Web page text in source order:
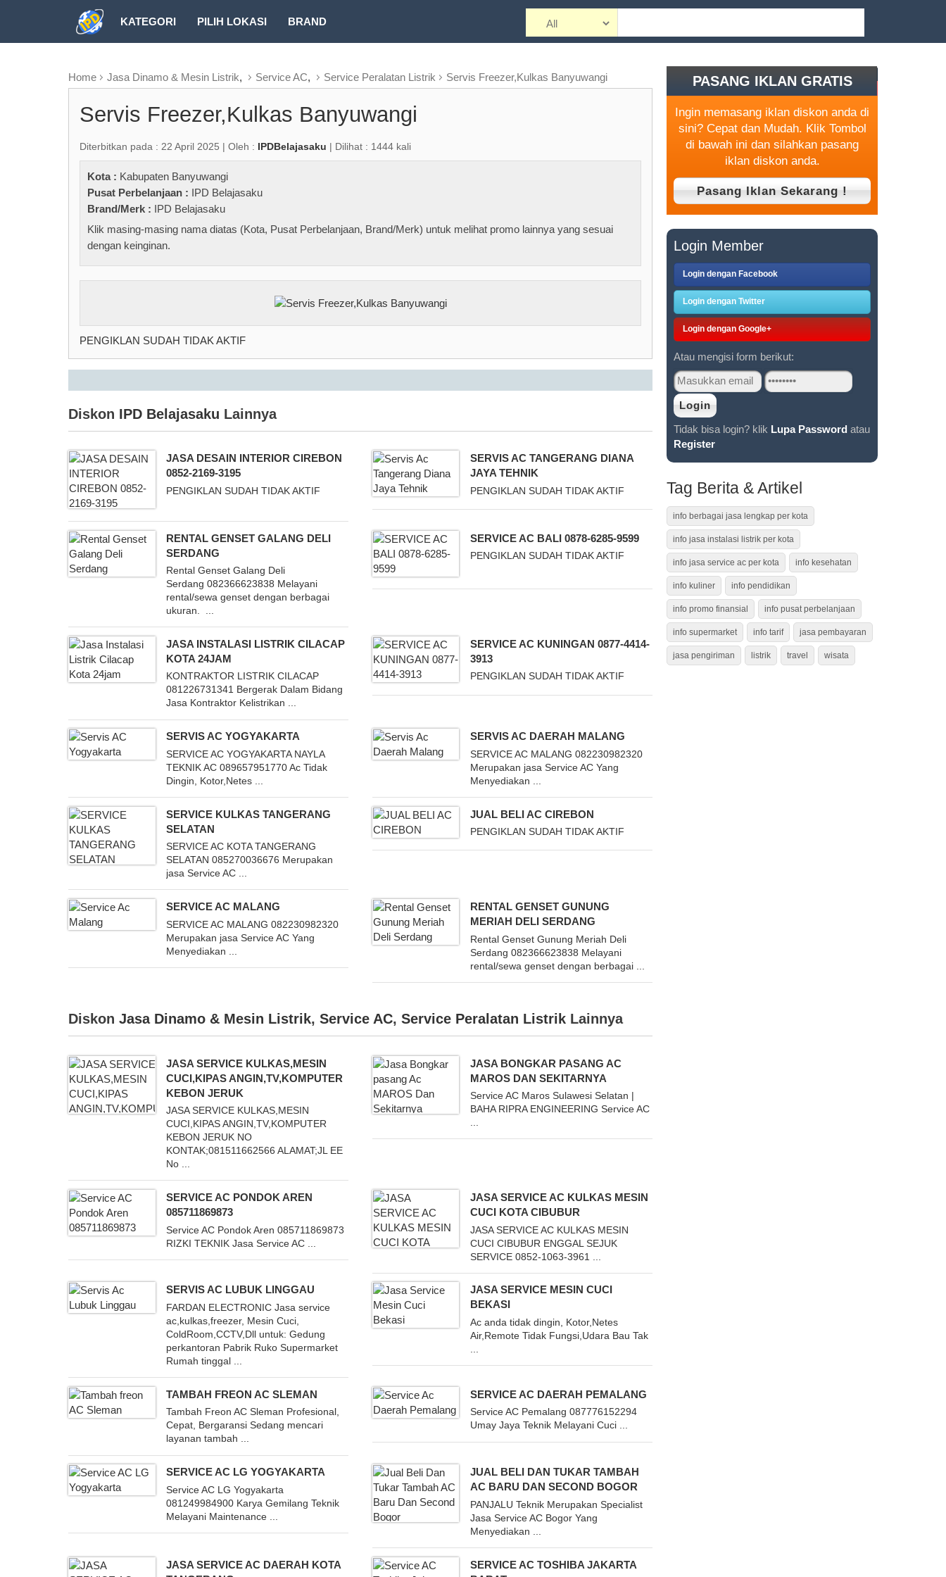
KATEGORI PILIH LOKASI BRAND
Home
Jasa Dinamo & Mesin Listrik, Service AC, Service Peralatan Listrik Servis Freezer,Kulkas Banyuwangi
Servis Freezer,Kulkas Banyuwangi
Diterbitkan pada : 22 April 2025 | Oleh : IPDBelajasaku | Dilihat : 1444 kali
Kota : Kabupaten Banyuwangi
Pusat Perbelanjaan : IPD Belajasaku
Brand/Merk : IPD Belajasaku
Klik masing-masing nama diatas (Kota, Pusat Perbelanjaan, Brand/Merk) untuk melihat promo lainnya yang sesuai
dengan keinginan.
PENGIKLAN SUDAH TIDAK AKTIF
Diskon IPD Belajasaku Lainnya
JASA DESAIN INTERIOR CIREBON
0852-2169-3195
PENGIKLAN SUDAH TIDAK AKTIF
SERVIS AC TANGERANG DIANA
JAYA TEHNIK
PENGIKLAN SUDAH TIDAK AKTIF
RENTAL GENSET GALANG DELI
SERDANG
Rental Genset Galang Deli
Serdang 082366623838 Melayani
rental/sewa genset dengan berbagai
ukuran. ...
SERVICE AC BALI 0878-6285-9599
PENGIKLAN SUDAH TIDAK AKTIF
JASA INSTALASI LISTRIK CILACAP
KOTA 24JAM
KONTRAKTOR LISTRIK CILACAP
081226731341 Bergerak Dalam Bidang
Jasa Kontraktor Kelistrikan ...
SERVICE AC KUNINGAN 0877-4414-
3913
PENGIKLAN SUDAH TIDAK AKTIF
SERVIS AC YOGYAKARTA
SERVICE AC YOGYAKARTA NAYLA
TEKNIK AC 089657951770 Ac Tidak
Dingin, Kotor,Netes ...
SERVIS AC DAERAH MALANG
SERVICE AC MALANG 082230982320
Merupakan jasa Service AC Yang
Menyediakan ...
SERVICE KULKAS TANGERANG
SELATAN
SERVICE AC KOTA TANGERANG
SELATAN 085270036676 Merupakan
jasa Service AC ...
JUAL BELI AC CIREBON
PENGIKLAN SUDAH TIDAK AKTIF
SERVICE AC MALANG
SERVICE AC MALANG 082230982320
Merupakan jasa Service AC Yang
Menyediakan ...
RENTAL GENSET GUNUNG
MERIAH DELI SERDANG
Rental Genset Gunung Meriah Deli
Serdang 082366623838 Melayani
rental/sewa genset dengan berbagai ...
Diskon Jasa Dinamo & Mesin Listrik, Service AC, Service Peralatan Listrik Lainnya
JASA SERVICE KULKAS,MESIN
CUCI,KIPAS ANGIN,TV,KOMPUTER
KEBON JERUK
JASA SERVICE KULKAS,MESIN
CUCI,KIPAS ANGIN,TV,KOMPUTER
KEBON JERUK NO
KONTAK;081511662566 ALAMAT;JL EE
No ...
JASA BONGKAR PASANG AC
MAROS DAN SEKITARNYA
Service AC Maros Sulawesi Selatan |
BAHA RIPRA ENGINEERING Service AC
...
SERVICE AC PONDOK AREN
085711869873
Service AC Pondok Aren 085711869873
RIZKI TEKNIK Jasa Service AC ...
JASA SERVICE AC KULKAS MESIN
CUCI KOTA CIBUBUR
JASA SERVICE AC KULKAS MESIN
CUCI CIBUBUR ENGGAL SEJUK
SERVICE 0852-1063-3961 ...
SERVIS AC LUBUK LINGGAU
FARDAN ELECTRONIC Jasa service
ac,kulkas,freezer, Mesin Cuci,
ColdRoom,CCTV,Dll untuk: Gedung
perkantoran Pabrik Ruko Supermarket
Rumah tinggal ...
JASA SERVICE MESIN CUCI
BEKASI
Ac anda tidak dingin, Kotor,Netes
Air,Remote Tidak Fungsi,Udara Bau Tak
TAMBAH FREON AC SLEMAN
Tambah Freon AC Sleman Profesional,
Cepat, Bergaransi Sedang mencari
layanan tambah ...
SERVICE AC DAERAH PEMALANG
Service AC Pemalang 087776152294
Umay Jaya Teknik Melayani Cuci ...
SERVICE AC LG YOGYAKARTA
Service AC LG Yogyakarta
081249984900 Karya Gemilang Teknik
Melayani Maintenance ...
JUAL BELI DAN TUKAR TAMBAH
AC BARU DAN SECOND BOGOR
PANJALU Teknik Merupakan Specialist
Jasa Service AC Bogor Yang
Menyediakan ...
JASA SERVICE AC DAERAH KOTA
SERVICE AC TOSHIBA JAKARTA
PASANG IKLAN GRATIS
Ingin memasang iklan diskon anda di
sini? Cepat dan Mudah. Klik Tombol
di bawah ini dan silahkan pasang
iklan diskon anda.
Login Member
Login dengan Facebook
Login dengan Twitter
Login dengan Google+
Atau mengisi form berikut:
Tidak bisa login? klik Lupa Password atau
Register
Tag Berita & Artikel
info berbagai jasa lengkap per kota
info jasa instalasi listrik per kota
info jasa service ac per kota info kesehatan
info kuliner info pendidikan
info promo finansial info pusat perbelanjaan
info supermarket info tarif jasa pembayaran
jasa pengiriman listrik travel wisata